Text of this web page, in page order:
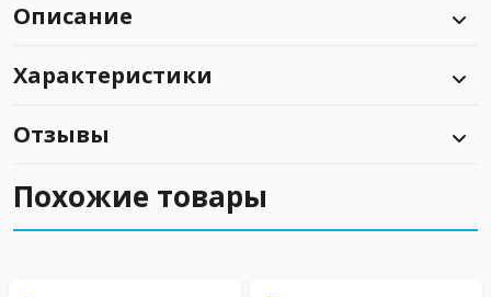
Описание
Характеристики
Отзывы
Похожие товары